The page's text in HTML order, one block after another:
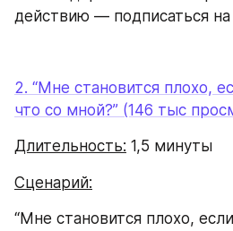
действию — подписаться на
2. “Мне становится плохо,
что со мной?” (146 тыс
Длительность: 1,5 минуты
Сценарий:
“Мне становится плохо,